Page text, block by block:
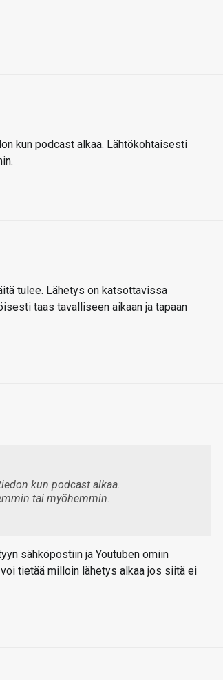
kun podcast alkaa. Lähtökohtaisesti
tulee. Lähetys on katsottavissa
taas tavalliseen aikaan ja tapaan
kun podcast alkaa.
tai myöhemmin.
sähköpostiin ja Youtuben omiin
tietää milloin lähetys alkaa jos siitä ei